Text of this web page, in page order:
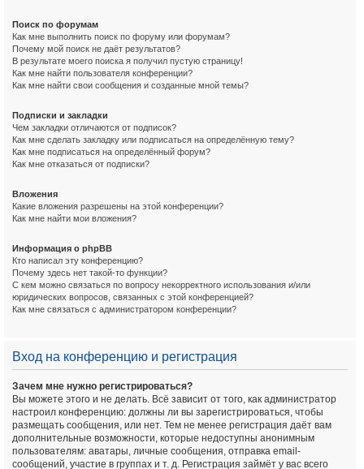
Поиск по форумам
Как мне выполнить поиск по форуму или форумам?
Почему мой поиск не даёт результатов?
В результате моего поиска я получил пустую страницу!
Как мне найти пользователя конференции?
Как мне найти свои сообщения и созданные мной темы?
Подписки и закладки
Чем закладки отличаются от подписок?
Как мне сделать закладку или подписаться на определённую тему?
Как мне подписаться на определённый форум?
Как мне отказаться от подписки?
Вложения
Какие вложения разрешены на этой конференции?
Как мне найти мои вложения?
Информация о phpBB
Кто написал эту конференцию?
Почему здесь нет такой-то функции?
С кем можно связаться по вопросу некорректного использования и/или
юридических вопросов, связанных с этой конференцией?
Как мне связаться с администратором конференции?
Вход на конференцию и регистрация
Зачем мне нужно регистрироваться?
Вы можете этого и не делать. Всё зависит от того, как администратор
настроил конференцию: должны ли вы зарегистрироваться, чтобы
размещать сообщения, или нет. Тем не менее регистрация даёт вам
дополнительные возможности, которые недоступны анонимным
пользователям: аватары, личные сообщения, отправка email-
сообщений, участие в группах и т. д. Регистрация займёт у вас всего